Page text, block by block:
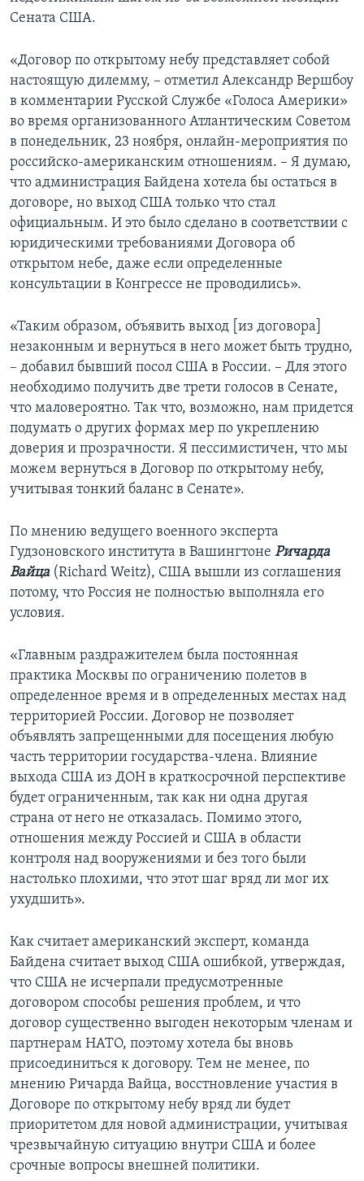
Сената США.
«Договор по открытому небу представляет собой
настоящую дилемму, – отметил Александр Вершбоу
в комментарии Русской Службе «Голоса Америки»
во время организованного Атлантическим Советом
в понедельник, 23 ноября, онлайн-мероприятия по
российско-американским отношениям. – Я думаю,
что администрация Байдена хотела бы остаться в
договоре, но выход США только что стал
официальным. И это было сделано в соответствии с
юридическими требованиями Договора об
открытом небе, даже если определенные
консультации в Конгрессе не проводились».
«Таким образом, объявить выход [из договора]
незаконным и вернуться в него может быть трудно,
– добавил бывший посол США в России. – Для этого
необходимо получить две трети голосов в Сенате,
что маловероятно. Так что, возможно, нам придется
подумать о других формах мер по укреплению
доверия и прозрачности. Я пессимистичен, что мы
можем вернуться в Договор по открытому небу,
учитывая тонкий баланс в Сенате».
По мнению ведущего военного эксперта
Гудзоновского института в Вашингтоне Ричарда
Вайца (Richard Weitz), США вышли из соглашения
потому, что Россия не полностью выполняла его
условия.
«Главным раздражителем была постоянная
практика Москвы по ограничению полетов в
определенное время и в определенных местах над
территорией России. Договор не позволяет
объявлять запрещенными для посещения любую
часть территории государства-члена. Влияние
выхода США из ДОН в краткосрочной перспективе
будет ограниченным, так как ни одна другая
страна от него не отказалась. Помимо этого,
отношения между Россией и США в области
контроля над вооружениями и без того были
настолько плохими, что этот шаг вряд ли мог их
ухудшить».
Как считает американский эксперт, команда
Байдена считает выход США ошибкой, утверждая,
что США не исчерпали предусмотренные
договором способы решения проблем, и что
договор существенно выгоден некоторым членам и
партнерам НАТО, поэтому хотела бы вновь
присоединиться к договору. Тем не менее, по
мнению Ричарда Вайца, восстновление участия в
Договоре по открытому небу вряд ли будет
приоритетом для новой администрации, учитывая
чрезвычайную ситуацию внутри США и более
срочные вопросы внешней политики.